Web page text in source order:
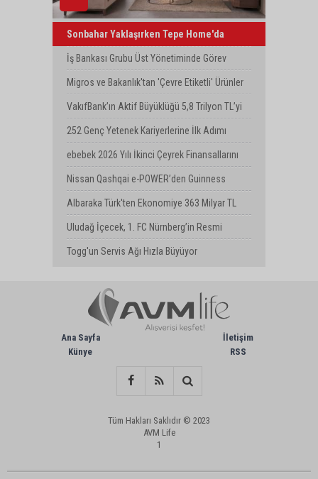
Sonbahar Yaklaşırken Tepe Home'da
Yenilenme Dönemi
İş Bankası Grubu Üst Yönetiminde Görev
Değişimi
Migros ve Bakanlık'tan 'Çevre Etiketli' Ürünler
İçin İş Birliği
VakıfBank’ın Aktif Büyüklüğü 5,8 Trilyon TL’yi
Aştı
252 Genç Yetenek Kariyerlerine İlk Adımı
Turkcell’de Attı
ebebek 2026 Yılı İkinci Çeyrek Finansallarını
Açıkladı
Nissan Qashqai e-POWER’den Guinness
Dünya Rekoru: Tek Depoyla 1980 km
Albaraka Türk'ten Ekonomiye 363 Milyar TL
Finansman Desteği
Uludağ İçecek, 1. FC Nürnberg’in Resmi
Sponsoru Oldu
Togg'un Servis Ağı Hızla Büyüyor
Ana Sayfa
Künye
İletişim
RSS
Tüm Hakları Saklıdır © 2023
AVM Life
1